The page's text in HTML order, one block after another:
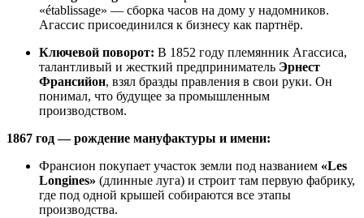
«établissage» — сборка часов на дому у надомников.
Агассис присоединился к бизнесу как партнёр.
Ключевой поворот: В 1852 году племянник Агассиса,
талантливый и жесткий предприниматель Эрнест
Франсийон, взял бразды правления в свои руки. Он
понимал, что будущее за промышленным
производством.
1867 год — рождение мануфактуры и имени:
Франсион покупает участок земли под названием «Les
Longines» (длинные луга) и строит там первую фабрику,
где под одной крышей собираются все этапы
производства.